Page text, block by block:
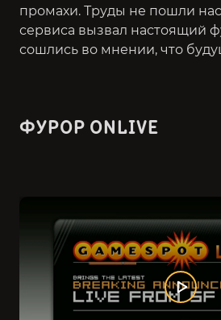
промахи. Труды не пошли
сервиса вызвал настоящий
сошлись во мнении, что
ФУРОР ONLIVE